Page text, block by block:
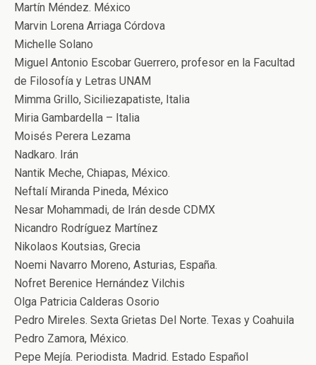
Martín Méndez. México
Marvin Lorena Arriaga Córdova
Michelle Solano
Miguel Antonio Escobar Guerrero, profesor en la Facultad
de Filosofía y Letras UNAM
Mimma Grillo, Siciliezapatiste, Italia
Miria Gambardella – Italia
Moisés Perera Lezama
Nadkaro. Irán
Nantik Meche, Chiapas, México.
Neftalí Miranda Pineda, México
Nesar Mohammadi, de Irán desde CDMX
Nicandro Rodríguez Martínez
Nikolaos Koutsias, Grecia
Noemi Navarro Moreno, Asturias, España.
Nofret Berenice Hernández Vilchis
Olga Patricia Calderas Osorio
Pedro Mireles. Sexta Grietas Del Norte. Texas y Coahuila
Pedro Zamora, México.
Pepe Mejía. Periodista. Madrid. Estado Español